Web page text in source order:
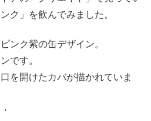
ク」を飲んでみました。
ンク紫の缶デザイン。
です。
を開けたカバが描かれていま